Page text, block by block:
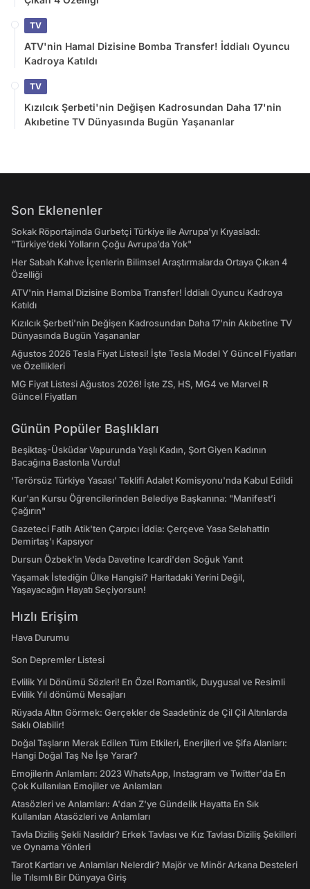
TV
ATV'nin Hamal Dizisine Bomba Transfer! İddialı Oyuncu
Kadroya Katıldı
TV
Kızılcık Şerbeti'nin Değişen Kadrosundan Daha 17'nin
Akıbetine TV Dünyasında Bugün Yaşananlar
Son Eklenenler
Sokak Röportajında Gurbetçi Türkiye ile Avrupa'yı Kıyasladı:
"Türkiye’deki Yolların Çoğu Avrupa’da Yok"
Her Sabah Kahve İçenlerin Bilimsel Araştırmalarda Ortaya Çıkan 4
Özelliği
ATV'nin Hamal Dizisine Bomba Transfer! İddialı Oyuncu Kadroya
Katıldı
Kızılcık Şerbeti'nin Değişen Kadrosundan Daha 17'nin Akıbetine TV
Dünyasında Bugün Yaşananlar
Ağustos 2026 Tesla Fiyat Listesi! İşte Tesla Model Y Güncel Fiyatları
ve Özellikleri
MG Fiyat Listesi Ağustos 2026! İşte ZS, HS, MG4 ve Marvel R
Güncel Fiyatları
Günün Popüler Başlıkları
Beşiktaş-Üsküdar Vapurunda Yaşlı Kadın, Şort Giyen Kadının
Bacağına Bastonla Vurdu!
‘Terörsüz Türkiye Yasası’ Teklifi Adalet Komisyonu'nda Kabul Edildi
Kur'an Kursu Öğrencilerinden Belediye Başkanına: "Manifest’i
Çağırın"
Gazeteci Fatih Atik'ten Çarpıcı İddia: Çerçeve Yasa Selahattin
Demirtaş'ı Kapsıyor
Dursun Özbek'in Veda Davetine Icardi'den Soğuk Yanıt
Yaşamak İstediğin Ülke Hangisi? Haritadaki Yerini Değil,
Yaşayacağın Hayatı Seçiyorsun!
Hızlı Erişim
Hava Durumu
Son Depremler Listesi
Evlilik Yıl Dönümü Sözleri! En Özel Romantik, Duygusal ve Resimli
Evlilik Yıl dönümü Mesajları
Rüyada Altın Görmek: Gerçekler de Saadetiniz de Çil Çil Altınlarda
Saklı Olabilir!
Doğal Taşların Merak Edilen Tüm Etkileri, Enerjileri ve Şifa Alanları:
Hangi Doğal Taş Ne İşe Yarar?
Emojilerin Anlamları: 2023 WhatsApp, Instagram ve Twitter'da En
Çok Kullanılan Emojiler ve Anlamları
Atasözleri ve Anlamları: A'dan Z'ye Gündelik Hayatta En Sık
Kullanılan Atasözleri ve Anlamları
Tavla Diziliş Şekli Nasıldır? Erkek Tavlası ve Kız Tavlası Diziliş Şekilleri
ve Oynama Yönleri
Tarot Kartları ve Anlamları Nelerdir? Majör ve Minör Arkana Desteleri
İle Tılsımlı Bir Dünyaya Giriş